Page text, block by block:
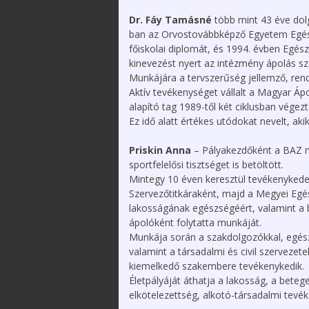
XXXVI. Védőnő-
Szülésznő-
Gyermekápoló
Konferencia
2025.12.05.
Videó üzenetek,
megemlékezések a
Magyar Ápolók Napja
Hírek, Információk –
COVID-19
Letölthető
dokumentumok
Alapszabály
Közérdekű
információk
Tevékenységünk
Kapcsolataink / linktár
Adatkezelési és
adatvédelmi
szabályzat
Emlékév
Média
Dr. Fáy Tamásné több mint 43 éve
ban az Orvostovábbképző Egyetem
főiskolai diplomát, és 1994. évben
kinevezést nyert az intézmény ápolás
Munkájára a tervszerűség jellemző,
Aktív tevékenységet vállalt a Magyar
alapító tag 1989-től két ciklusban
Ez idő alatt értékes utódokat nevelt,
Priskin Anna – Pályakezdőként a
sportfelelősi tisztséget is betöltött.
Mintegy 10 éven keresztül
Szervezőtitkáraként, majd a Megyei
lakosságának egészségéért, valamint
ápolóként folytatta munkáját.
Munkája során a szakdolgozókkal,
valamint a társadalmi és civil
kiemelkedő szakembere tevékenykedik.
Életpályáját áthatja a lakosság, a
elkötelezettség, alkotó-társadalmi